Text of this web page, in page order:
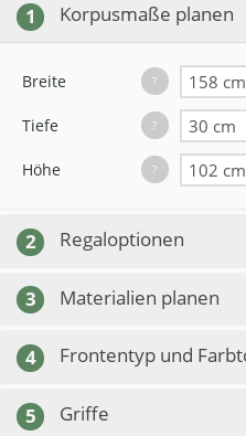
1 Korpusmaße planen
Breite ?
Tiefe ?
Höhe ?
2 Regaloptionen
3 Materialien planen
4 Frontentyp und
5 Griffe